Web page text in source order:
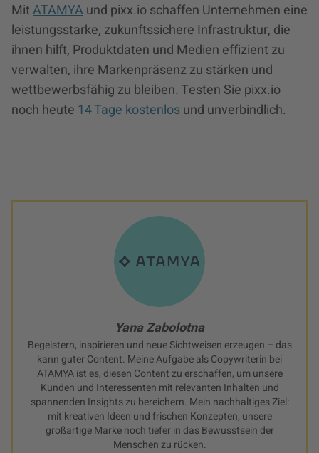
MitATAMYAund pixx.io schaffen Unternehmen eine
leistungsstarke, zukunftssichere Infrastruktur, die
ihnen hilft, Produktdaten und Medien effizient zu
verwalten, ihre Markenpräsenz zu stärken und
wettbewerbsfähig zu bleiben. Testen Sie pixx.io
noch heute14 Tage kostenlosund unverbindlich.
Yana Zabolotna
Begeistern, inspirieren und neue Sichtweisen erzeugen – das
kann guter Content. Meine Aufgabe als Copywriterin bei
ATAMYAist es, diesen Content zu erschaffen, um unsere
Kunden und Interessenten mit relevanten Inhalten und
spannenden Insights zu bereichern. Mein nachhaltiges Ziel:
mit kreativen Ideen und frischen Konzepten, unsere
großartige Marke noch tiefer in das Bewusstsein der
Menschen zu rücken.